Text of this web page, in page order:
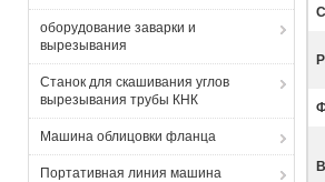
оборудование заварки и
вырезывания
Станок для скашивания углов
вырезывания трубы КНК
Машина облицовки фланца
Портативная линия машина